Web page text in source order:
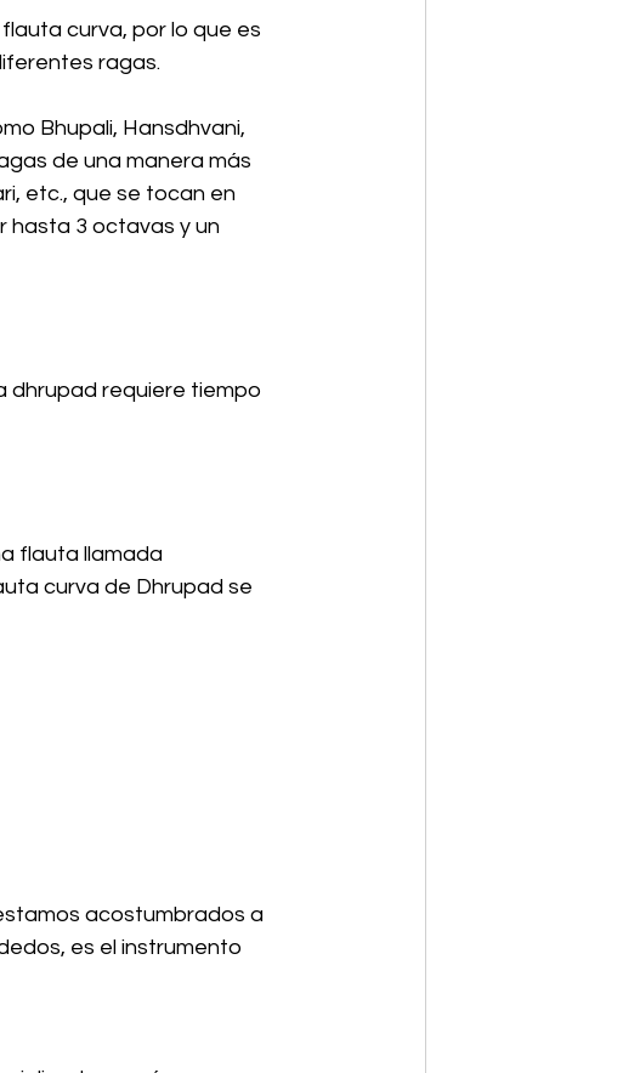
curva, por lo que es
ragas.
Bhupali, Hansdhvani,
de una manera más
etc., que se tocan en
hasta 3 octavas y un
dhrupad requiere tiempo
flauta llamada
curva de Dhrupad se
acostumbrados a
es el instrumento